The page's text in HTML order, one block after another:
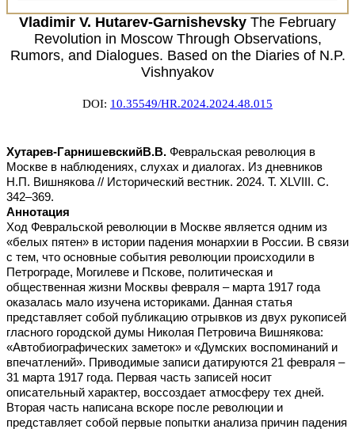
Vladimir V. Hutarev-Garnishevsky The February
Revolution in Moscow Through Observations,
Rumors, and Dialogues. Based on the Diaries of N.P.
Vishnyakov
DOI: 10.35549/HR.2024.2024.48.015
Хутарев-ГарнишевскийВ.В. Февральская революция в
Москве в наблюдениях, слухах и диалогах. Из дневников
Н.П. Вишнякова // Исторический вестник. 2024. Т. XLVIII. С.
342–369.
Аннотация
Ход Февральской революции в Москве является одним из
«белых пятен» в истории падения монархии в России. В связи
с тем, что основные события революции происходили в
Петрограде, Могилеве и Пскове, политическая и
общественная жизни Москвы февраля – марта 1917 года
оказалась мало изучена историками. Данная статья
представляет собой публикацию отрывков из двух рукописей
гласного городской думы Николая Петровича Вишнякова:
«Автобиографических заметок» и «Думских воспоминаний и
впечатлений». Приводимые записи датируются 21 февраля –
31 марта 1917 года. Первая часть записей носит
описательный характер, воссоздает атмосферу тех дней.
Вторая часть написана вскоре после революции и
представляет собой первые попытки анализа причин падения